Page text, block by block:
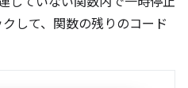
して、関数の残りのコード